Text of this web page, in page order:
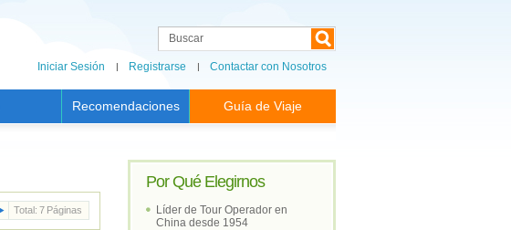
Iniciar Sesión Registrarse Contactar con Nosotros
Recomendaciones Guía de Viaje
Por Qué Elegirnos
Líder de Tour Operador en
China desde 1954
Total: 7 Páginas